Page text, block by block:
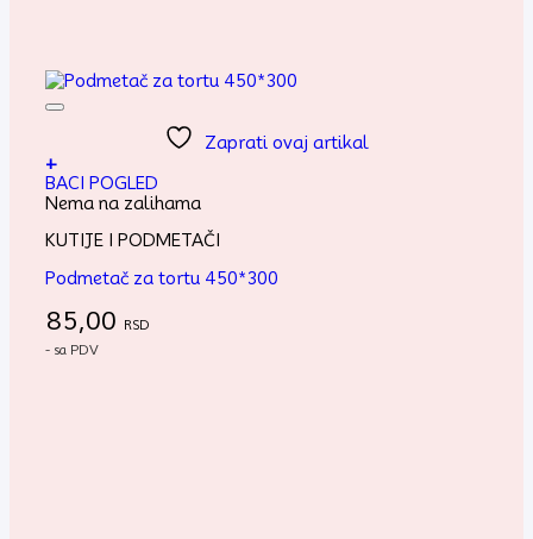
Zaprati ovaj artikal
+
BACI POGLED
Nema na zalihama
KUTIJE I PODMETAČI
Podmetač za tortu 450*300
85,00 RSD
- sa PDV